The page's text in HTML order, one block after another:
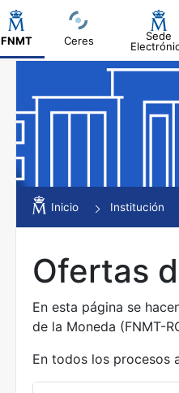
FNMT Ceres
Sede
Mostrar/Ocultar
Mostrar/Ocultar
Mostrar/Ocultar
Inicio Institución
Ofertas
En esta página se
de la Moneda (FNMT-
En todos los procesos